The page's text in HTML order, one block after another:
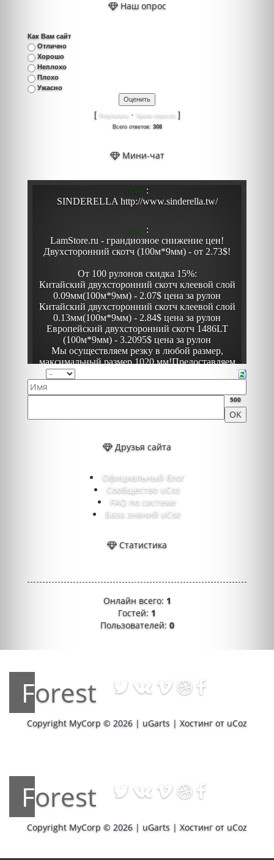
Наш опрос
Как Вам сайт
Отлично
Хорошо
Неплохо
Плохо
Ужасно
[ Результаты · Архив опросов]
Всего ответов: 308
Мини-чат
500
Друзья сайта
Официальный блог
Сообщество uCoz
FAQ по системе
База знаний uCoz
Статистика
Онлайн всего: 1
Гостей: 1
Пользователей:0
Forest
Copyright MyCorp © 2026 | uGarts | Хостинг от uCoz
Forest
Copyright MyCorp © 2026 | uGarts | Хостинг от uCoz